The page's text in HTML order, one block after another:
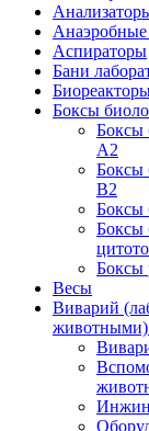
Аспираторы
Бани
Боксы
Боксы
A2
Боксы
B2
Боксы
Боксы
Боксы
Весы
Виварий
животными)